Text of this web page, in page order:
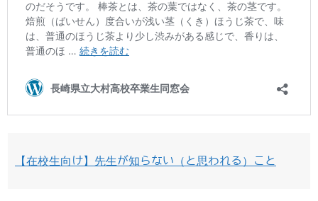
【在校生向け】先生が知らない（と思われる）こと